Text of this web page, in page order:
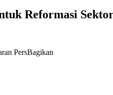
Reformasi
PersBagikan